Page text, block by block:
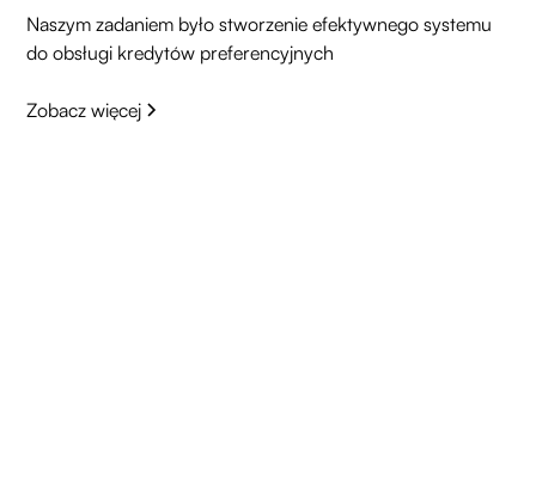
Naszym zadaniem było stworzenie efektywnego systemu
do obsługi kredytów preferencyjnych
Zobacz więcej